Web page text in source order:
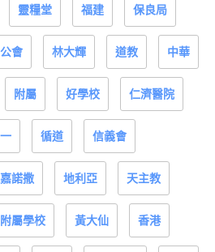
靈糧堂 福建 保良局
會 林大輝 道教 中華
附屬 好學校 仁濟醫院
循道 信義會
嘉諾撒 地利亞 天主教
附屬學校 黃大仙 香港